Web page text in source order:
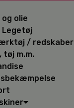
og olie
Legetøj
/ redskaber
tøj m.m.